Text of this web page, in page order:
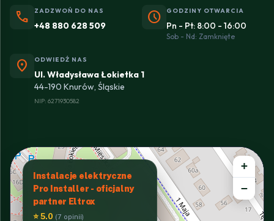
phone ZADZWOŃ DO NAS
+48 880 628 509 schedule GODZINY OTWARCIA
Pn - Pt: 8:00 - 16:00
Sob - Nd: Zamknięte
location_on ODWIEDŹ NAS
Ul. Władysława Łokietka 1
44-190 Knurów, Śląskie
NIP: 6271930582
Instalacje elektryczne
Pro Installer - oficjalny
partner Eltrox
⭐ 5.0 (7 opinii)
+
−